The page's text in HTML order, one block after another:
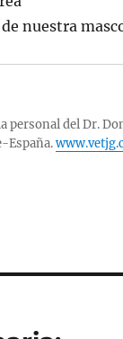
nuestra
personal del Dr.
España.